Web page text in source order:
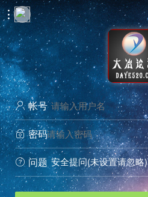

 帐号
 密码
 问题 安全提问(未设置请忽略)